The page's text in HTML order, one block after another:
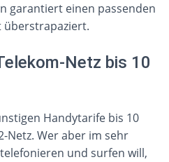
garantiert einen passenden
überstrapaziert.
Netz bis 10
Handytarife bis 10
Netz. Wer aber im sehr
telefonieren und surfen will,